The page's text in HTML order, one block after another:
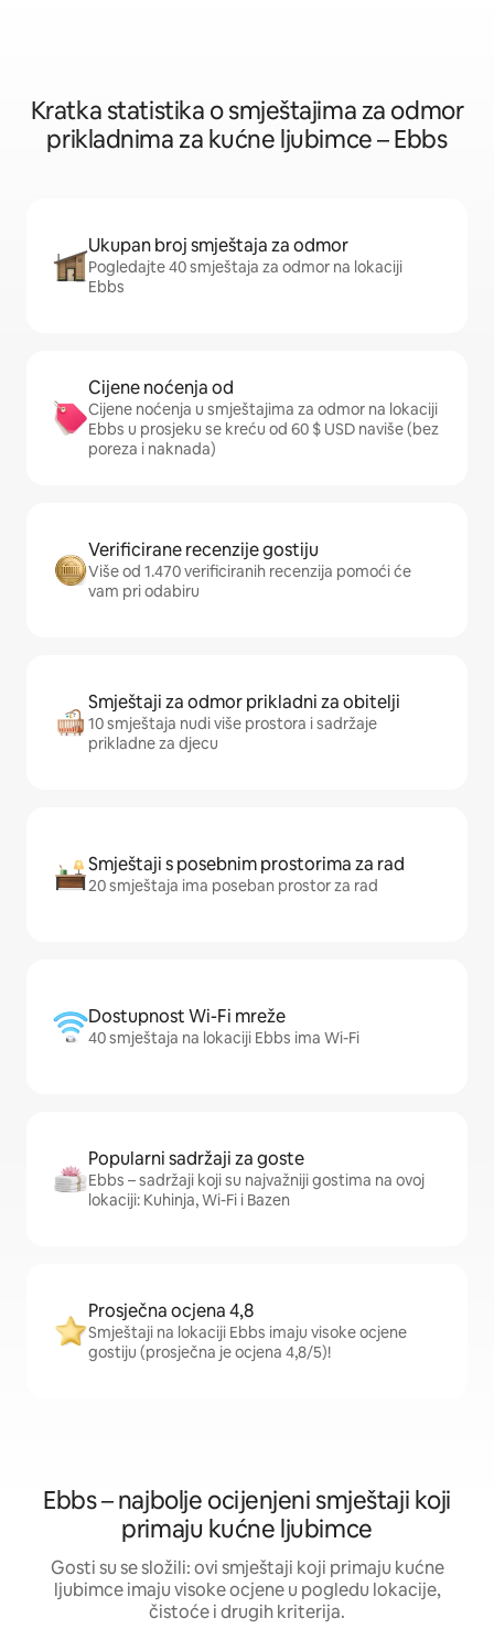
Kratka statistika o smještajima za odmor
prikladnima za kućne ljubimce – Ebbs
Ukupan broj smještaja za odmor
Pogledajte 40 smještaja za odmor na lokaciji
Ebbs
Cijene noćenja od
Cijene noćenja u smještajima za odmor na lokaciji
Ebbs u prosjeku se kreću od 60 $ USD naviše (bez
poreza i naknada)
Verificirane recenzije gostiju
Više od 1.470 verificiranih recenzija pomoći će
vam pri odabiru
Smještaji za odmor prikladni za obitelji
10 smještaja nudi više prostora i sadržaje
prikladne za djecu
Smještaji s posebnim prostorima za rad
20 smještaja ima poseban prostor za rad
Dostupnost Wi-Fi mreže
40 smještaja na lokaciji Ebbs ima Wi-Fi
Popularni sadržaji za goste
Ebbs – sadržaji koji su najvažniji gostima na ovoj
lokaciji: Kuhinja, Wi-Fi i Bazen
Prosječna ocjena 4,8
Smještaji na lokaciji Ebbs imaju visoke ocjene
gostiju (prosječna je ocjena 4,8/5)!
Ebbs – najbolje ocijenjeni smještaji koji
primaju kućne ljubimce
Gosti su se složili: ovi smještaji koji primaju kućne
ljubimce imaju visoke ocjene u pogledu lokacije,
čistoće i drugih kriterija.